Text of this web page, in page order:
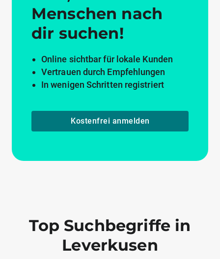
Menschen nach
dir suchen!
Online sichtbar für lokale Kunden
Vertrauen durch Empfehlungen
In wenigen Schritten registriert
Kostenfrei anmelden
Top Suchbegriffe in
Leverkusen